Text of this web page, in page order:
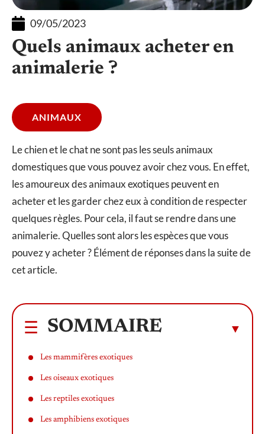
09/05/2023
Quels animaux acheter en
animalerie ?
ANIMAUX
Le chien et le chat ne sont pas les seuls animaux
domestiques que vous pouvez avoir chez vous. En effet,
les amoureux des animaux exotiques peuvent en
acheter et les garder chez eux à condition de respecter
quelques règles. Pour cela, il faut se rendre dans une
animalerie. Quelles sont alors les espèces que vous
pouvez y acheter ? Élément de réponses dans la suite de
cet article.
SOMMAIRE
Les mammifères exotiques
Les oiseaux exotiques
Les reptiles exotiques
Les amphibiens exotiques